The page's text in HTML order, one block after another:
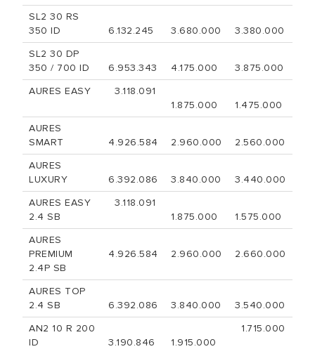
SL2 30 RS
350 ID
6.132.245 3.680.000
3.380.000
SL2 30 DP
350 / 700 ID
6.953.343 4.175.000
3.875.000
AURES EASY
3.118.091
1.875.000
1.475.000
AURES
SMART
4.926.584 2.960.000
2.560.000
AURES
LUXURY
6.392.086 3.840.000
3.440.000
AURES EASY
2.4 SB
3.118.091
1.875.000
1.575.000
AURES
PREMIUM
2.4P SB
4.926.584 2.960.000 2.660.000
AURES TOP
2.4 SB
6.392.086 3.840.000
3.540.000
AN2 10 R 200
ID
3.190.846 1.915.000
1.715.000